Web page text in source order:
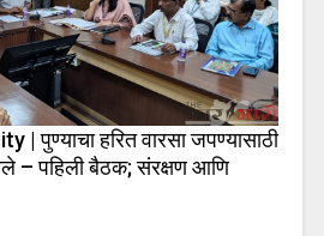
पुण्याचा हरित वारसा जपण्यासाठी
– पहिली बैठक; संरक्षण आणि